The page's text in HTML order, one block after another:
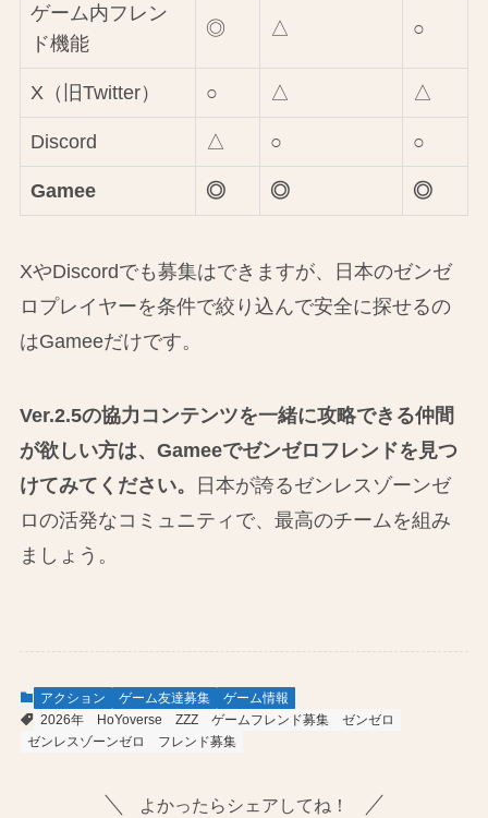
ゲーム内フレン
ド機能
◎ △ ○
X（旧Twitter） ○ △ △
Discord △ ○ ○
Gamee ◎ ◎ ◎
XやDiscordでも募集はできますが、日本のゼンゼ
ロプレイヤーを条件で絞り込んで安全に探せるの
はGameeだけです。
Ver.2.5の協力コンテンツを一緒に攻略できる仲間
が欲しい方は、Gameeでゼンゼロフレンドを見つ
けてみてください。
日本が誇るゼンレスゾーンゼ
ロの活発なコミュニティで、最高のチームを組み
ましょう。
アクション ゲーム友達募集
ゲーム情報
2026年
HoYoverse ZZZ ゲームフレンド募集
ゼンゼロ
ゼンレスゾーンゼロ
フレンド募集
よかったらシェアしてね！